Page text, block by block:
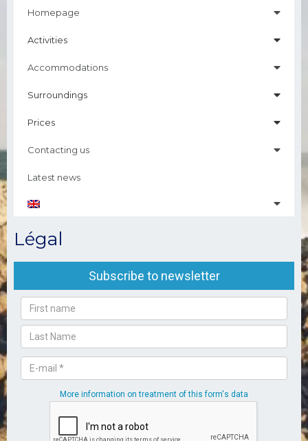
Homepage
Activities
Accommodations
Surroundings
Prices
Contacting us
Latest news
Légal